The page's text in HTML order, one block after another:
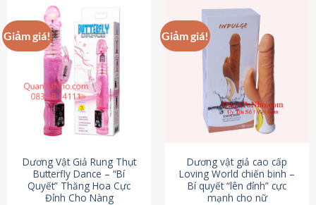
Giảm giá!
Dương Vật Giả Rung Thụt
Butterfly Dance – “Bí
Quyết” Thăng Hoa Cực
Đỉnh Cho Nàng
Giảm giá!
Dương vật giả cao cấp
Loving World chiến binh –
Bí quyết “lên đỉnh” cực
mạnh cho nữ